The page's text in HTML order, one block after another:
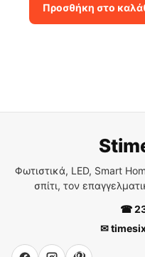
25.00€.είναι:
17.50€.
Προσθήκη στο
Φωτιστικά, LED, Smart
σπίτι, τον
☎
✉